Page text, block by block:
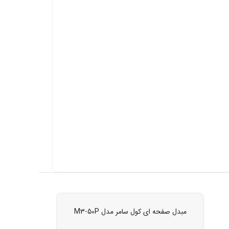
مبدل صفحه ای کول سامر مدل M3-50P